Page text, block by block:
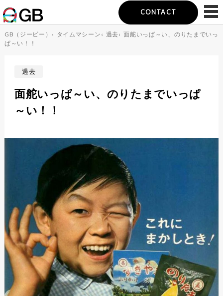
CONTACT
GB（ジービー） ‹ タイムマシーン ‹ 過去‹面舵いっぱ～い、のりたまでいっ
ぱ～い！！
過去
面舵いっぱ～い、のりたまでいっぱ
～い！！